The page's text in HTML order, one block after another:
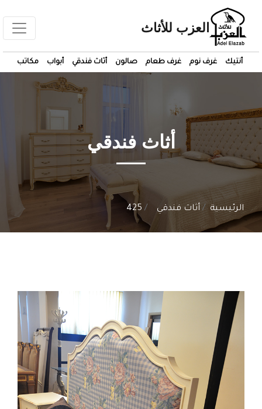
العزب للأثاث
أنتيك غرف نوم غرف طعام صالون أثاث فندقي أبواب مكاتب
أثاث فندقي
الرئيسية أثاث فندقي 425